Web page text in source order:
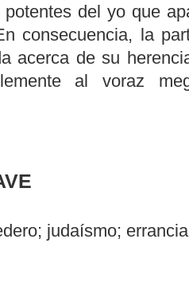
potentes del yo que
consecuencia, la
acerca de su
al voraz
judaísmo;